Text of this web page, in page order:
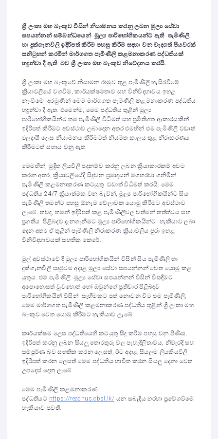
ශ්‍රී ලංකා මහ බැංකුව විසින් නියාමනය කරනු ලබන මූල්‍ය සේවා
සපයන්නන් සම්බන්ධයෙන් මූල්‍ය පාරිභෝගිකයන්ට ඇති පැමිණිලි
හා දුක්ගැනවිලි ඉදිරිපත් කිරීම පහසු කිරීම සඳහා වන වැදගත් පියවරක්
සනිටුහන් කරමින් මාර්ගගත පැමිණිලි කළමනාකරණ පද්ධතියක්
හඳුන්වා දී ඇති බව ශ්‍රී ලංකා මහ බැංකුව නිවේදනය කරයි.
ශ්‍රී ලංකා මහ බැංකුවේ නියාමන රාමුව තුළ පැමිණිලි හැසිරවීමේ
ක්‍රියාවලියේ වගවීම, කාර්යක්ෂමතාව සහ විනිවිදභාවය ඉහළ
නැංවීමේ අරමුණින් මෙම මාර්ගගත පැමිණිලි කළමනාකරණ පද්ධතිය
හඳුන්වා දී ඇත. එමෙන්ම, මෙම පද්ධතිය තුළින් මූල්‍ය
පාරිභෝගිකයින්ට තම පැමිණිලි විධිමත් සහ ප්‍රමිතිගත ආකාරයකින්
ඉදිරිපත් කිරීමට අවස්ථාව ලබාදෙන අතර එමඟින් එම පැමිණිලි වඩාත්
ඵලදායී ලෙස නියාමනය කිරීමටත් නියමිත කාලය තුළ නිරාකරණය
කිරීමටත් සහාය වනු ඇත.
මෙමඟින්, මුද්‍රිත ලියවිලි පදනම්ව කරනු ලබන ක්‍රියාකාරකම් අවම
කරන අතර, ක්‍රියාවලියේදී සිදුවන ප්‍රමාදයන් මගහරවා ගනිමින්
පැමිණිලි කළමනාකරණ කටයුතු වඩාත් විධිමත් කරයි. මෙම
පද්ධතිය 24/7 ක්‍රියාත්මක වන බැවින්, මූල්‍ය පාරිභෝගිකයින්ට සිය
පැමිණිලි තමන්ට පහසු ඕනෑම වේලාවක යොමු කිරීමට අවස්ථාව
ලැබේ. තවද, තමන් ඉදිරිපත් කළ පැමිණිලිවල වත්මන් තත්ත්වය සහ
ප්‍රගතිය පිළිබදව දැනගැනීමට මූල්‍ය පාරිභෝගිකයින්ට හැකියාව ලබා
දෙන අතර ඒ තුළින් පැමිණිලි නිරාකරණ ක්‍රියාවලිය පුරා ඉහළ
විනිවිදභාවයක් සහතික කෙරේ.
මුල් අවස්ථාවේ දී මූල්‍ය පාරිභෝගිකයින් විසින් සිය පැමිණිලි හා
දුක්ගැනවිලි සෘජුවම අදාළ මූල්‍ය සේවා සපයන්නන් වෙත යොමු කළ
යුතුය. එම පැමිණිලි මූල්‍ය සේවා සපයන්නන් විසින් විසඳීමට
අපොහොසත් වුවහොත් හෝ ඔවුන්ගේ ප්‍රතිචාර පිළිබඳව
පාරිභෝගිකයින් විසින් සෑහීමකට පත් නොවන විට එම පැමිණිලි,
මෙම මාර්ගගත පැමිණිලි කළමනාකරණ පද්ධතිය තුළින් ශ්‍රී ලංකා මහ
බැංකුව වෙත යොමු කිරීමට හැකියාව ලැබේ.
කාර්යක්ෂම ලෙස පද්ධතියෙහි කටයුතු සිදු කරීම පහසු වනු පිණිස,
ඉදිරිපත් කරනු ලබන සියලු තොරතුරු වල පැහැදිලිතාවය, නිවැරදි සහ
සම්පූර්ණ බව සහතික කරන ලෙසත්, ඊට අදාළ සියලුම ලියකියවිලි
ඉදිරිපත් කරන ලෙසත් මෙම පද්ධතිය භාවිත කරන සියලු දෙනා වෙත
උපදෙස් දෙනු ලැබේ.
මෙම පැමිණිලි කළමනාකරණ
පද්ධතියට https://reachus.cbsl.lk/ යන සබැඳිය හරහා ප්‍රවේශවීමේ
හැකියාව පවතී.